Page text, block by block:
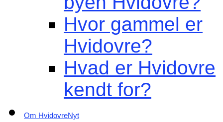
Hvor gammel er
Hvidovre?
Hvad er Hvidovre
kendt for?
Om HvidovreNyt